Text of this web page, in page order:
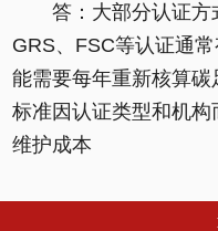
答：大部分认证方
GRS、FSC等认证通
能需要每年重新核算
标准因认证类型和机
维护成本